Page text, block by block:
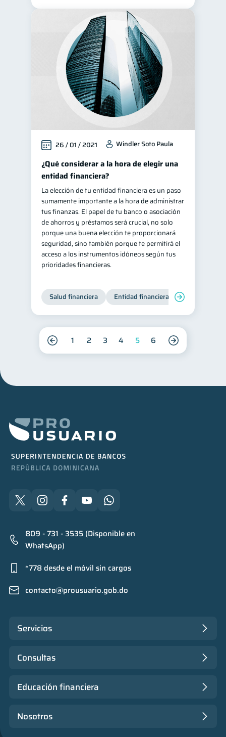
26 / 01 / 2021 Windler Soto Paula
¿Qué considerar a la hora de elegir una
entidad financiera?
La elección de tu entidad financiera es un paso
sumamente importante a la hora de administrar
tus finanzas. El papel de tu banco o asociación
de ahorros y préstamos será crucial, no solo
porque una buena elección te proporcionará
seguridad, sino también porque te permitirá el
acceso a los instrumentos idóneos según tus
prioridades financieras.
Salud financiera Entidad financiera
1 2 3 4 5 6
809 - 731 - 3535 (Disponible en
WhatsApp)
*778 desde el móvil sin cargos
contacto@prousuario.gob.do
Servicios
Consultas
Educación financiera
Nosotros